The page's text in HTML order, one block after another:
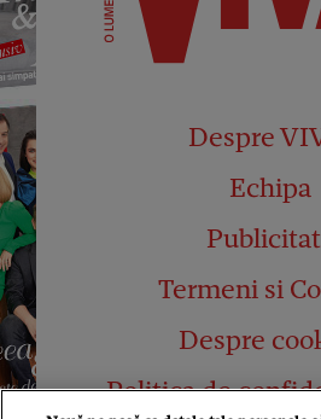
Despre
Echipa
Termeni si
Despre
Politica de